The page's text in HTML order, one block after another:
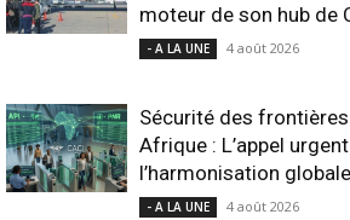
moteur de son hub de
- A LA UNE 4 août 2026
Sécurité des
Afrique : L’appel
l’harmonisation globale
- A LA UNE 4 août 2026